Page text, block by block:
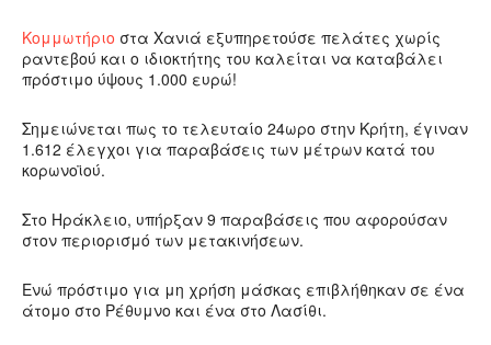
Κομμωτήριο στα Χανιά εξυπηρετούσε πελάτες χωρίς
ραντεβού και ο ιδιοκτήτης του καλείται να καταβάλει
πρόστιμο ύψους 1.000 ευρώ!
Σημειώνεται πως το τελευταίο 24ωρο στην Κρήτη, έγιναν
1.612 έλεγχοι για παραβάσεις των μέτρων κατά του
κορωνοϊού.
Στο Ηράκλειο, υπήρξαν 9 παραβάσεις που αφορούσαν
στον περιορισμό των μετακινήσεων.
Ενώ πρόστιμο για μη χρήση μάσκας επιβλήθηκαν σε ένα
άτομο στο Ρέθυμνο και ένα στο Λασίθι.